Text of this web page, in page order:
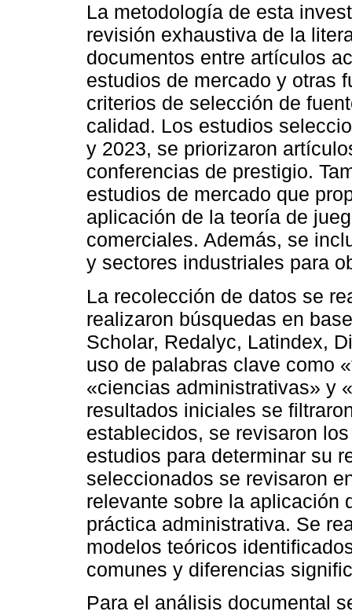
La metodología de esta
revisión exhaustiva de la
documentos entre artículos
estudios de mercado y otras
criterios de selección de
calidad. Los estudios
y 2023, se priorizaron
conferencias de prestigio.
estudios de mercado que
aplicación de la teoría de
comerciales. Además, se
y sectores industriales para
La recolección de datos se
realizaron búsquedas en
Scholar, Redalyc, Latindex,
uso de palabras clave como
«ciencias administrativas» y
resultados iniciales se
establecidos, se revisaron
estudios para determinar su
seleccionados se revisaron
relevante sobre la aplicación
práctica administrativa. Se
modelos teóricos
comunes y diferencias
Para el análisis documental